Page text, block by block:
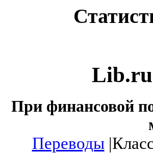
При финансовой
Переводы